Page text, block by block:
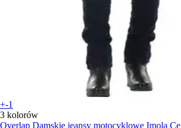
+-1
3 kolorów
Overlap Damskie jeansy motocyklowe Imola Ce